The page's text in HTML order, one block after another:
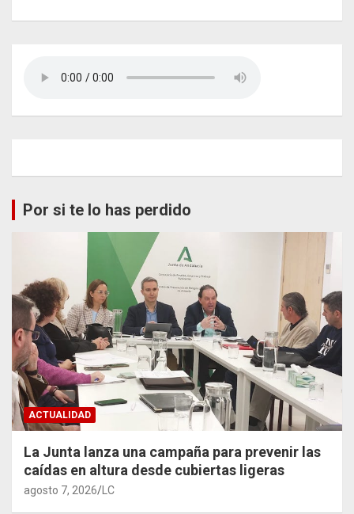
Por si te lo has perdido
ACTUALIDAD
La Junta lanza una campaña para prevenir las
caídas en altura desde cubiertas ligeras
agosto 7, 2026 LC